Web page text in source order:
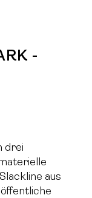
-
drei
aus